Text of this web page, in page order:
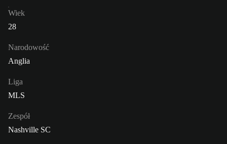
Wiek
28
Narodowość
Anglia
Liga
MLS
Zespół
Nashville SC